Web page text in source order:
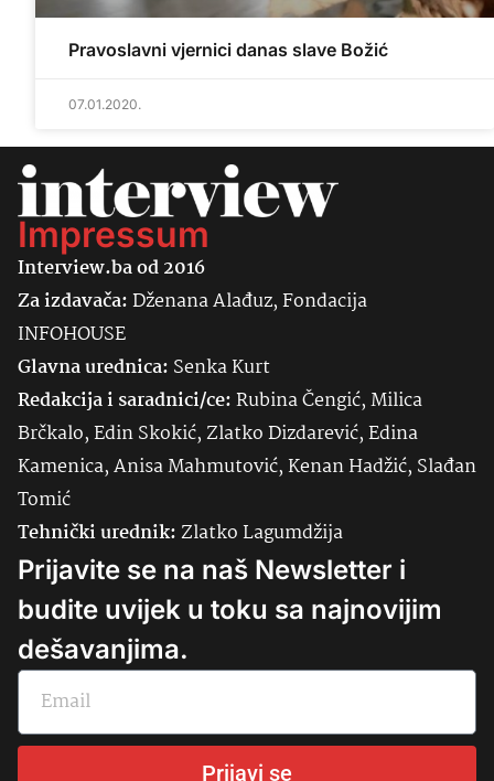
Pravoslavni vjernici danas slave Božić
07.01.2020.
Impressum
Interview.ba od 2016
Za izdavača:Dženana Alađuz, Fondacija
INFOHOUSE
Glavna urednica: SenkaKurt
Redakcija i saradnici/ce:Rubina Čengić, Milica
Brčkalo, Edin Skokić, Zlatko Dizdarević, Edina
Kamenica, Anisa Mahmutović, Kenan Hadžić, Slađan
Tomić
Tehnički urednik:Zlatko Lagumdžija
Prijavite se na naš Newsletter i
budite uvijek u toku sa najnovijim
dešavanjima.
Prijavi se